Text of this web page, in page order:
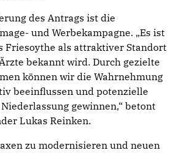
des Antrags ist die
und Werbekampagne. „Es ist
Friesoythe als attraktiver Standort
bekannt wird. Durch gezielte
können wir die Wahrnehmung
beeinflussen und potenzielle
gewinnen,“ betont
Lukas Reinken.
zu modernisieren und neuen